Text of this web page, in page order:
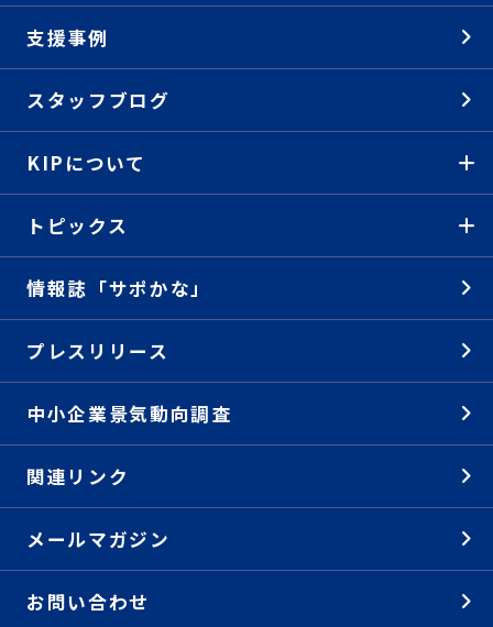
支援事例
スタッフブログ
KIPについて
トピックス
情報誌「サポかな」
プレスリリース
中小企業景気動向調査
関連リンク
メールマガジン
お問い合わせ